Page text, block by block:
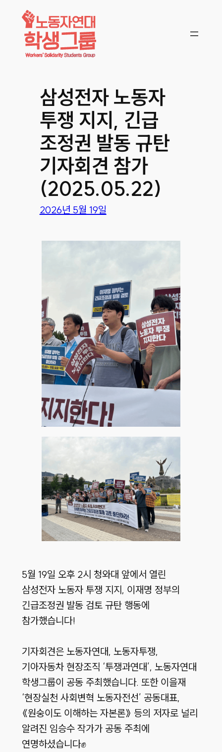
콘텐츠로
바로가기
삼성전자 노동자
투쟁 지지, 긴급
조정권 발동 규탄
기자회견 참가
(2025.05.22)
2026년 5월 19일
5월 19일 오후 2시 청와대 앞에서 열린
삼성전자 노동자 투쟁 지지, 이재명 정부의
긴급조정권 발동 검토 규탄 행동에
참가했습니다!
기자회견은 노동자연대, 노동자투쟁,
기아자동차 현장조직 ‘투쟁과연대’, 노동자연대
학생그룹이 공동 주최했습니다. 또한 이을재
‘현장실천 사회변혁 노동자전선’ 공동대표,
《원숭이도 이해하는 자본론》 등의 저자로 널리
알려진 임승수 작가가 공동 주최에
연명하셨습니다✊